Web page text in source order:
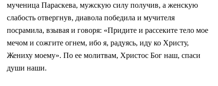
мученица Параскева, мужскую силу получив, а женскую
слабость отвергнув, диавола победила и мучителя
посрамила, взывая и говоря: «Придите и рассеките тело мое
мечом и сожгите огнем, ибо я, радуясь, иду ко Христу,
Жениху моему». По ее молитвам, Христос Бог наш, спаси
души наши.